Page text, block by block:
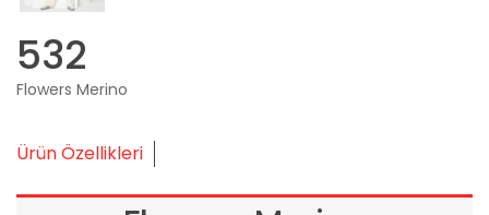
532
Flowers Merino
Ürün Özellikleri